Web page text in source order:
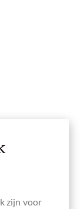
zijn voor